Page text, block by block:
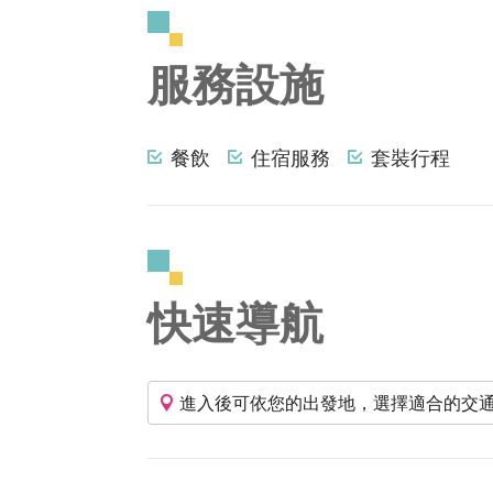
服務設施
餐飲 住宿服務 套裝行程
快速導航
進入後可依您的出發地，選擇適合的交